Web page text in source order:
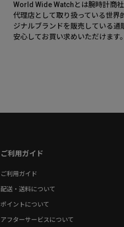
World Wide Watchとは腕時計商
代理店として取り扱っている世界
ジナルブランドを販売している通
安心してお買い求めいただけます。
ご利用ガイド
ご利用ガイド
配送・送料について
ポイントについて
アフターサービスについて